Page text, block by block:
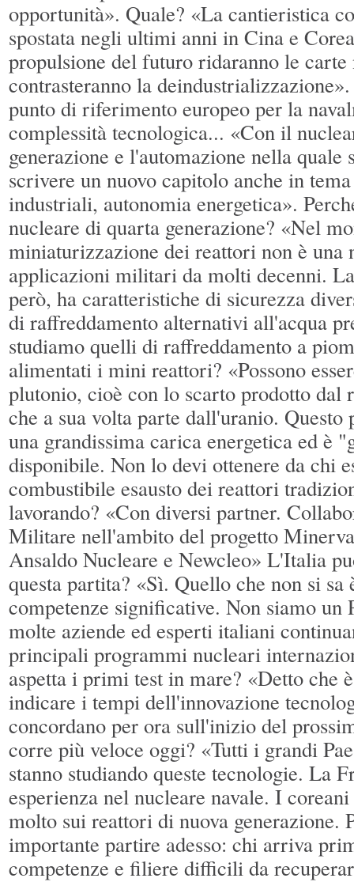
opportunità». Quale? «La cantieristica
spostata negli ultimi anni in Cina e
propulsione del futuro ridaranno le carte
contrasteranno la
punto di riferimento europeo per la
complessità tecnologica... «Con il
generazione e l'automazione nella quale
scrivere un nuovo capitolo anche in
industriali, autonomia energetica».
nucleare di quarta generazione? «Nel
miniaturizzazione dei reattori non è una
applicazioni militari da molti decenni.
però, ha caratteristiche di sicurezza
di raffreddamento alternativi all'acqua
studiamo quelli di raffreddamento a
alimentati i mini reattori? «Possono
plutonio, cioè con lo scarto prodotto dal
che a sua volta parte dall'uranio. Questo
una grandissima carica energetica ed è
disponibile. Non lo devi ottenere da chi
combustibile esausto dei reattori
lavorando? «Con diversi partner.
Militare nell'ambito del progetto
Ansaldo Nucleare e Newcleo» L'Italia
questa partita? «Sì. Quello che non si
competenze significative. Non siamo un
molte aziende ed esperti italiani
principali programmi nucleari
aspetta i primi test in mare? «Detto che
indicare i tempi dell'innovazione
concordano per ora sull'inizio del
corre più veloce oggi? «Tutti i grandi
stanno studiando queste tecnologie. La
esperienza nel nucleare navale. I
molto sui reattori di nuova generazione.
importante partire adesso: chi arriva
competenze e filiere difficili da